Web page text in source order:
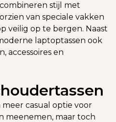
stijl met
van speciale vakken
veilig op te bergen. Naast
laptoptassen ook
accessoires en
casual optie voor
meenemen, maar toch